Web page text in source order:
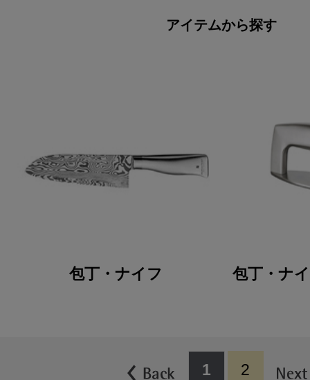
アイテムから探す
包丁・ナイフ 包丁・ナ
1 2